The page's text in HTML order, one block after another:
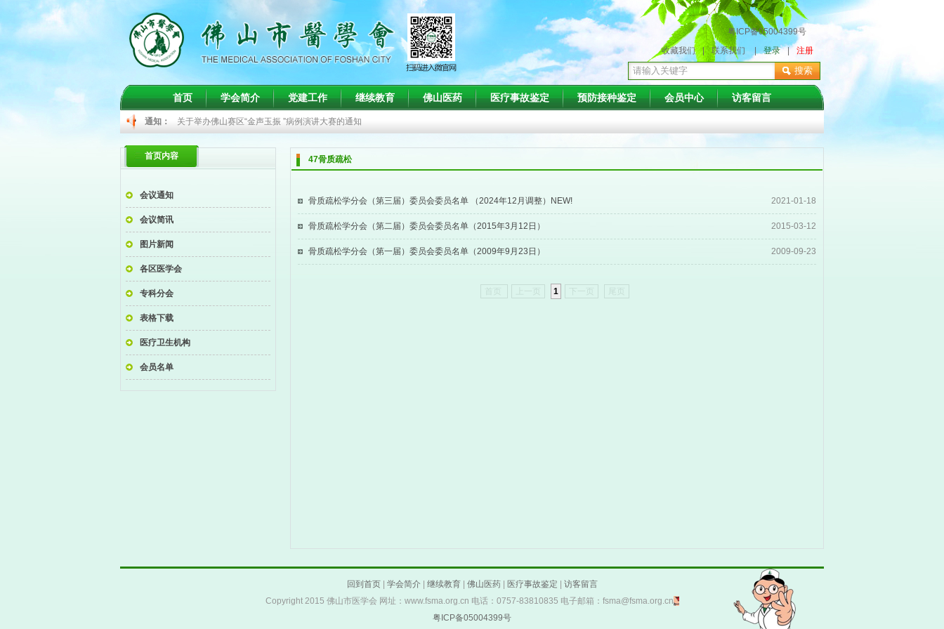
粤ICP备05004399号
收藏我们
| 联系我们 | 登录 | 注册
搜索
首页 学会简介 党建工作 继续教育 佛山医药 医疗事故鉴定 预防接种鉴定 会员中心 访客留言
通知：
关于举办儿科常见病的精准诊治学习班的通知
关于举办佛山赛区“金声玉振 ”病例演讲大赛的通知
关于召开2026年甲状腺癌规范化诊疗会议的通知
关于肾脏病学分会2026年年度学术会议暨第二十二届肾脏病与血液净化技术新进展学习班（第一轮）通知
关于举办儿科常见病的精准诊治学习班的通知
首页内容
会议通知
会议简讯
图片新闻
各区医学会
专科分会
表格下载
医疗卫生机构
会员名单
47骨质疏松
骨质疏松学分会（第三届）委员会委员名单 （2024年12月调整）NEW! 2021-01-18
骨质疏松学分会（第二届）委员会委员名单（2015年3月12日） 2015-03-12
骨质疏松学分会（第一届）委员会委员名单（2009年9月23日） 2009-09-23
1
回到首页| 学会简介| 继续教育| 佛山医药| 医疗事故鉴定
访客留言
Copyright 2015 佛山市医学会 网址：www.fsma.org.cn 电话：0757-83810835 电子邮箱：fsma@fsma.org.cn
粤ICP备05004399号